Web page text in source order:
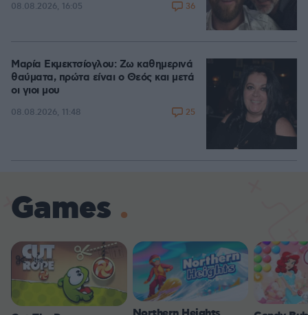
08.08.2026, 16:05 36
Μαρία Εκμεκτσίογλου: Ζω καθημερινά
θαύματα, πρώτα είναι ο Θεός και μετά
οι γιοι μου
08.08.2026, 11:48 25
Games